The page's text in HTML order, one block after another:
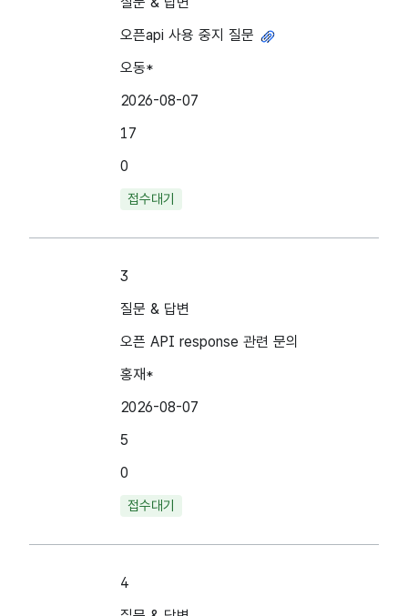
오픈api 사용 중지 질문 파일첨부
오동*
2026-08-07
17
0
접수대기
3
질문 & 답변
오픈 API response 관련 문의
홍재*
2026-08-07
5
0
접수대기
4